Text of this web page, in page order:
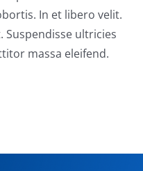
In et libero velit.
Suspendisse ultricies
massa eleifend.